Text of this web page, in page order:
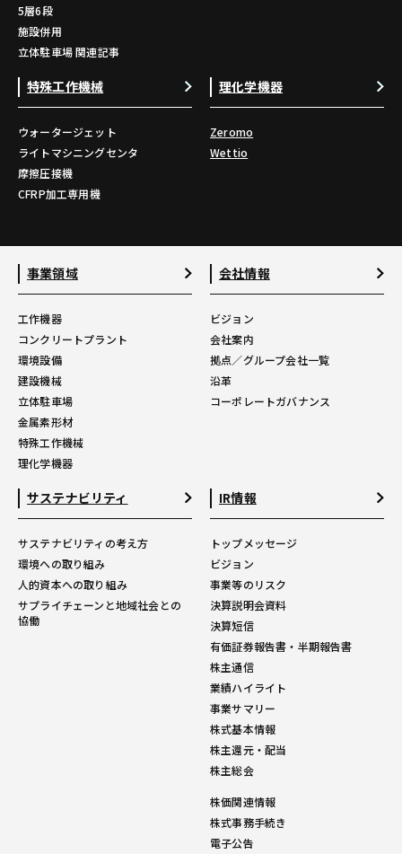
5層6段
施設併用
立体駐車場 関連記事
特殊工作機械
ウォータージェット
ライトマシニングセンタ
摩擦圧接機
CFRP加工専用機
理化学機器
Zeromo
Wettio
事業領域
工作機器
コンクリートプラント
環境設備
建設機械
立体駐車場
金属素形材
特殊工作機械
理化学機器
会社情報
ビジョン
会社案内
拠点／グループ会社一覧
沿革
コーポレートガバナンス
サステナビリティ
サステナビリティの考え方
環境への取り組み
人的資本への取り組み
サプライチェーンと地域社会との
協働
IR情報
トップメッセージ
ビジョン
事業等のリスク
決算説明会資料
決算短信
有価証券報告書・半期報告書
株主通信
業績ハイライト
事業サマリー
株式基本情報
株主還元・配当
株主総会
株価関連情報
株式事務手続き
電子公告